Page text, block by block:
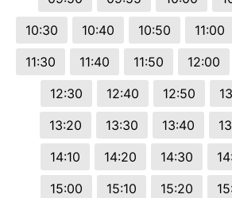
10:30
10:40 10:50 11:00
11:30
11:40 11:50 12:00
12:30
12:40 12:50
13:20
13:30 13:40
14:10
14:20 14:30
15:00
15:10 15:20